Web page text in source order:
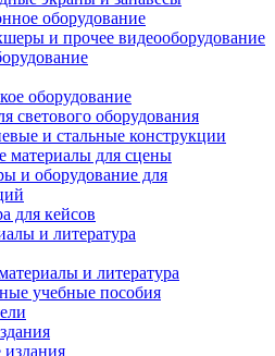
оборудование
и прочее видеооборудование
оборудование
светового оборудования
и стальные конструкции
материалы для сцены
и оборудование для
для кейсов
и литература
и литература
учебные пособия